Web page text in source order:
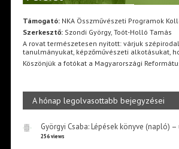
Támogató:NKA Összművészeti Programok
Szerkesztő:Szondi György, Toót-Holló Tamás
A rovat természetesen nyitott: várjuk
tanulmányukat, képzőművészeti alkotásukat,
Köszönjük a fotókat a Magyarországi
A hónap legolvasottabb bejegyzései
Györgyi Csaba: Lépések könyve (napló)
256 views